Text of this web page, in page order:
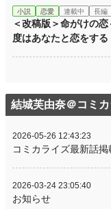
小説 恋愛 連載中 長編
＜改稿版＞命がけの
度はあなたと恋をする
結城芙由奈＠コミ
2026-05-26 12:43:23
コミカライズ最新話
2026-03-24 23:05:40
お知らせ